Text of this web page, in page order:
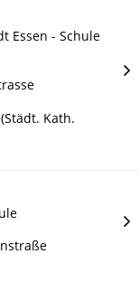
Essen - Schule
Kath.